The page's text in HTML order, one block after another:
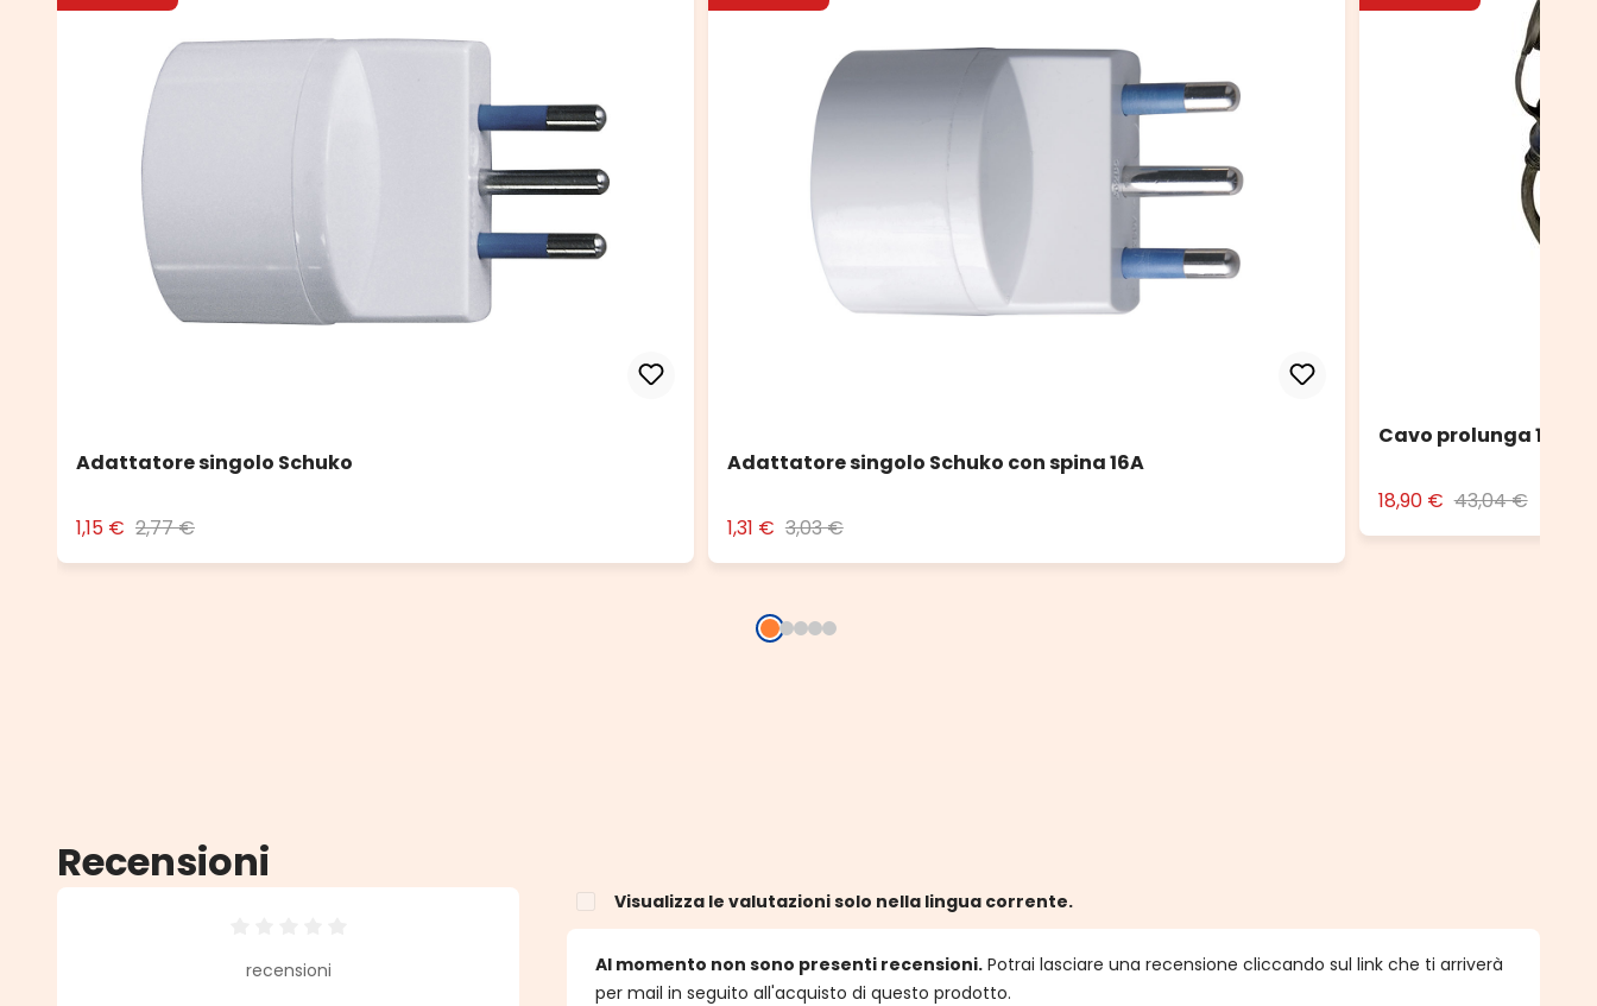
Adattatore singolo Schuko
1,15 € 2,77 €
Adattatore singolo Schuko con spina 16A
1,31 € 3,03 €
Cavo prolunga 10 m
18,90 € 43,04 €
Recensioni
Valutazione media di 0 su 5 stelle
recensioni
Visualizza le valutazioni solo nella lingua corrente.
Al momento non sono presenti recensioni. Potrai lasciare una recensione cliccando sul link che ti arriverà
per mail in seguito all'acquisto di questo prodotto.